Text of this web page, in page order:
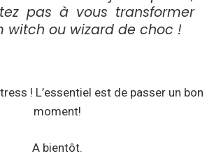
pas à vous transformer
witch ou wizard de choc !
! L’essentiel est de passer un bon
moment!
A bientôt.